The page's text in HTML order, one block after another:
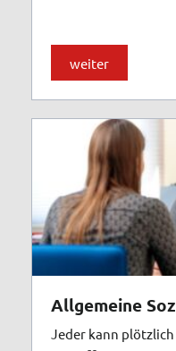
belastete Familien vor,
familiäres oder
weiter
Allgemeine
Jeder kann